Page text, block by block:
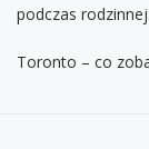
podczas
Toronto – co